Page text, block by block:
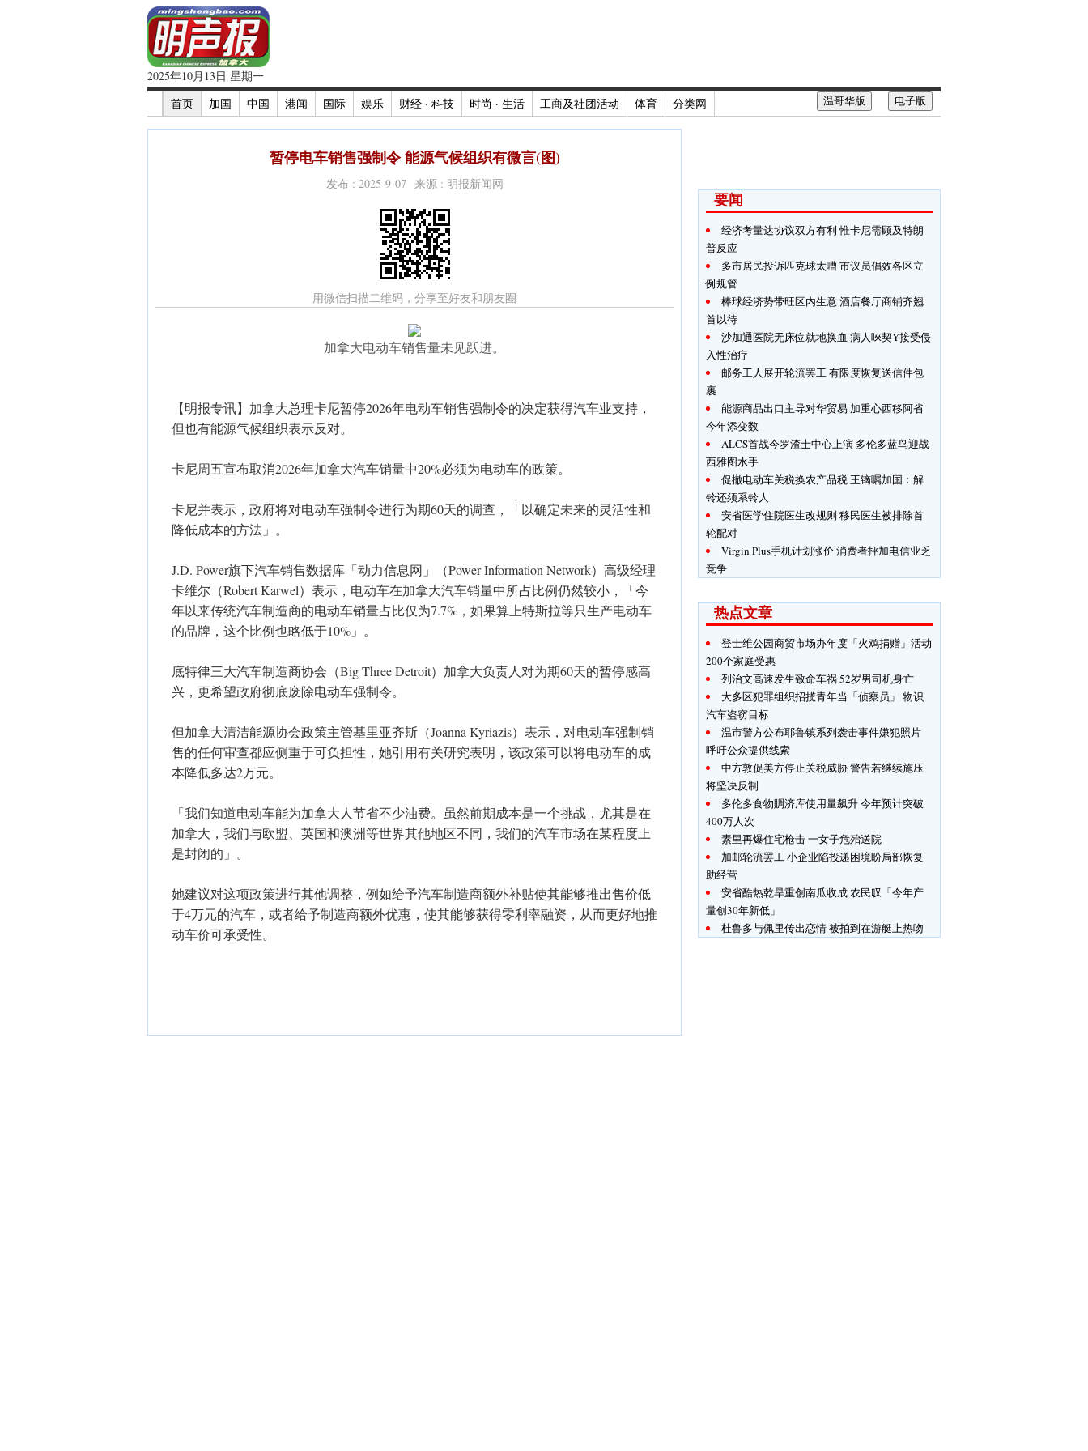
2025年10月13日 星期一
首页
加国 中国 港闻 国际 娱乐 财经 · 科技 时尚 · 生活 工商及社团活动 体育 分类网 电子版
温哥华版
暂停电车销售强制令 能源气候组织有微言(图)
发布 : 2025-9-07 来源 : 明报新闻网
用微信扫描二维码，分享至好友和朋友圈
加拿大电动车销售量未见跃进。
【明报专讯】加拿大总理卡尼暂停2026年电动车销售强制令的决定获得汽车业支持，
但也有能源气候组织表示反对。
卡尼周五宣布取消2026年加拿大汽车销量中20%必须为电动车的政策。
卡尼并表示，政府将对电动车强制令进行为期60天的调查，「以确定未来的灵活性和
降低成本的方法」。
J.D. Power旗下汽车销售数据库「动力信息网」（Power Information Network）高级经理
卡维尔（Robert Karwel）表示，电动车在加拿大汽车销量中所占比例仍然较小，「今
年以来传统汽车制造商的电动车销量占比仅为7.7%，如果算上特斯拉等只生产电动车
的品牌，这个比例也略低于10%」。
底特律三大汽车制造商协会（Big Three Detroit）加拿大负责人对为期60天的暂停感高
兴，更希望政府彻底废除电动车强制令。
但加拿大清洁能源协会政策主管基里亚齐斯（Joanna Kyriazis）表示，对电动车强制销
售的任何审查都应侧重于可负担性，她引用有关研究表明，该政策可以将电动车的成
本降低多达2万元。
「我们知道电动车能为加拿大人节省不少油费。虽然前期成本是一个挑战，尤其是在
加拿大，我们与欧盟、英国和澳洲等世界其他地区不同，我们的汽车市场在某程度上
是封闭的」。
她建议对这项政策进行其他调整，例如给予汽车制造商额外补贴使其能够推出售价低
于4万元的汽车，或者给予制造商额外优惠，使其能够获得零利率融资，从而更好地推
动车价可承受性。
要闻
经济考量达协议双方有利 惟卡尼需顾及特朗
普反应
多市居民投诉匹克球太嘈 市议员倡效各区立
例规管
棒球经济势带旺区内生意 酒店餐厅商铺齐翘
首以待
沙加通医院无床位就地换血 病人唻契Y接受侵
入性治疗
邮务工人展开轮流罢工 有限度恢复送信件包
裹
能源商品出口主导对华贸易 加重心西移阿省
今年添变数
ALCS首战今罗渣士中心上演 多伦多蓝鸟迎战
西雅图水手
促撤电动车关税换农产品税 王镝嘱加国：解
铃还须系铃人
安省医学住院医生改规则 移民医生被排除首
轮配对
Virgin Plus手机计划涨价 消费者抨加电信业乏
竞争
热点文章
登士维公园商贸市场办年度「火鸡捐赠」活动
200个家庭受惠
列治文高速发生致命车祸 52岁男司机身亡
大多区犯罪组织招揽青年当「侦察员」 物识
汽车盗窃目标
温市警方公布耶鲁镇系列袭击事件嫌犯照片
呼吁公众提供线索
中方敦促美方停止关税威胁 警告若继续施压
将坚决反制
多伦多食物賙济库使用量飙升 今年预计突破
400万人次
素里再爆住宅枪击 一女子危殆送院
加邮轮流罢工 小企业陷投递困境盼局部恢复
助经营
安省酷热乾旱重创南瓜收成 农民叹「今年产
量创30年新低」
杜鲁多与佩里传出恋情 被拍到在游艇上热吻